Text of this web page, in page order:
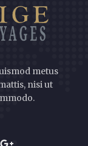
metus
nisi ut